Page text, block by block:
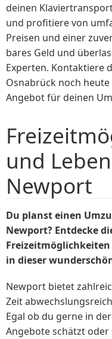
deinen
und profitiere von
Preisen und einer
bares Geld und
Experten. Kontaktiere
Osnabrück noch
Angebot für deinen
und
Newport
Du planst einen
Newport? Entdecke
in dieser
Newport bietet
Zeit
Egal ob du gerne in
Angebote schätzt